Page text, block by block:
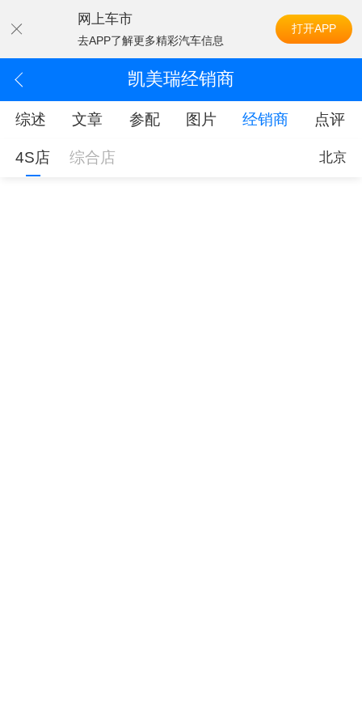
网上车市
去APP了解更多精彩汽车信息
打开APP
凯美瑞经销商
综述 文章 参配 图片 经销商 点评
4S店 综合店 北京